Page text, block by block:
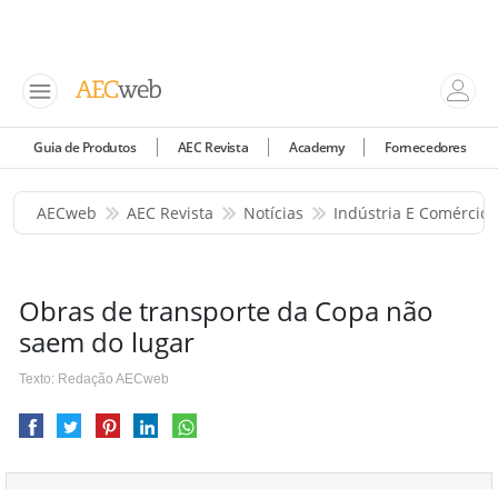
Guia de Produtos AEC Revista Academy Fornecedores
AECweb AEC Revista Notícias Indústria E Comércio
Obras de transporte da Copa não
saem do lugar
Texto: Redação AECweb